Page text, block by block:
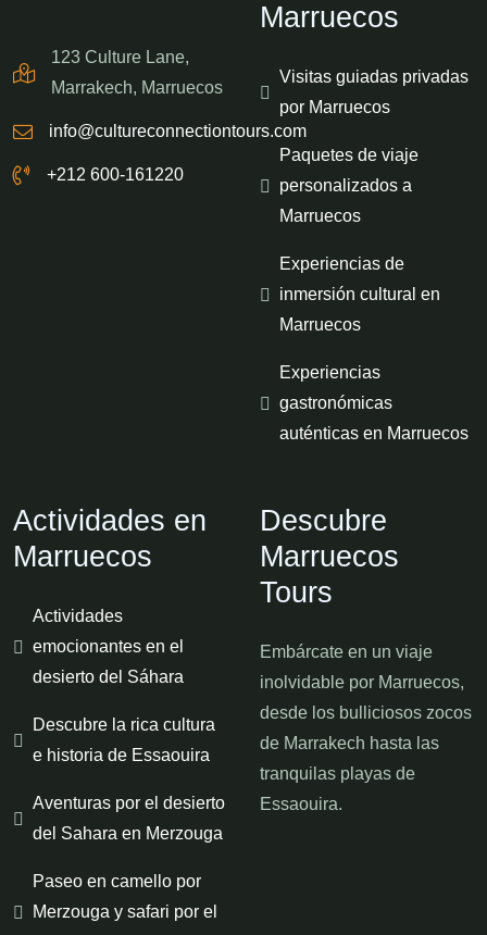
123 Culture Lane,
Marrakech, Marruecos
info@cultureconnectiontours.com
+212 600-161220
Marruecos
Visitas guiadas privadas
por Marruecos
Paquetes de viaje
personalizados a
Marruecos
Experiencias de
inmersión cultural en
Marruecos
Experiencias
gastronómicas
auténticas en Marruecos
Actividades en
Marruecos
Actividades
emocionantes en el
desierto del Sáhara
Descubre la rica cultura
e historia de Essaouira
Aventuras por el desierto
del Sahara en Merzouga
Paseo en camello por
Merzouga y safari por el
Descubre
Marruecos
Tours
Embárcate en un viaje
inolvidable por Marruecos,
desde los bulliciosos zocos
de Marrakech hasta las
tranquilas playas de
Essaouira.